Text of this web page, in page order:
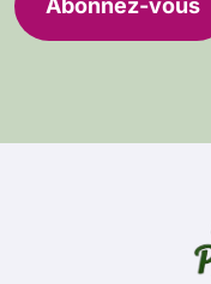
s
Abonnez-vous